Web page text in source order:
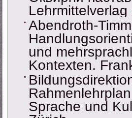
Abendroth-
und
Kontexten.
Sprache und